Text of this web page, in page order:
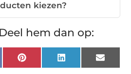
kiezen?
hem dan op:
PinterestLinkedInEmail